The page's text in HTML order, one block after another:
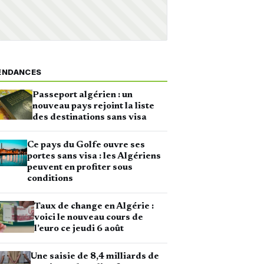
Passeport algérien : un
nouveau pays rejoint la liste
des destinations sans visa
Ce pays du Golfe ouvre ses
portes sans visa : les Algériens
peuvent en profiter sous
conditions
Taux de change en Algérie :
voici le nouveau cours de
l’euro ce jeudi 6 août
Une saisie de 8,4 milliards de